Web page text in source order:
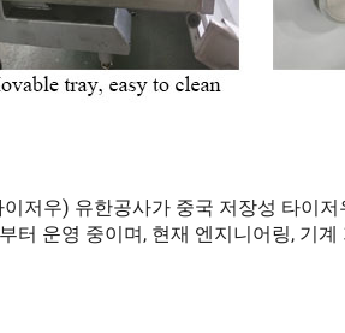
저우) 유한공사가 중국 저장성 타이
터 운영 중이며, 현재 엔지니어링, 기